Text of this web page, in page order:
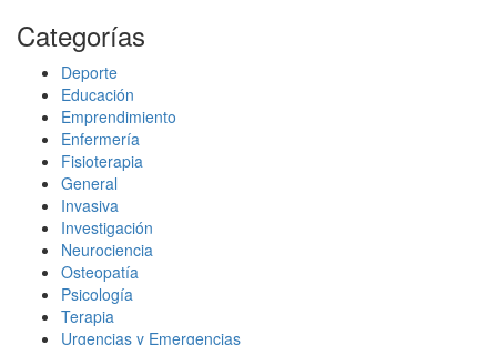
Categorías
Deporte
Educación
Emprendimiento
Enfermería
Fisioterapia
General
Invasiva
Investigación
Neurociencia
Osteopatía
Psicología
Terapia
Urgencias y Emergencias